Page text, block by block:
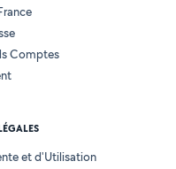
Comptes
et d'Utilisation